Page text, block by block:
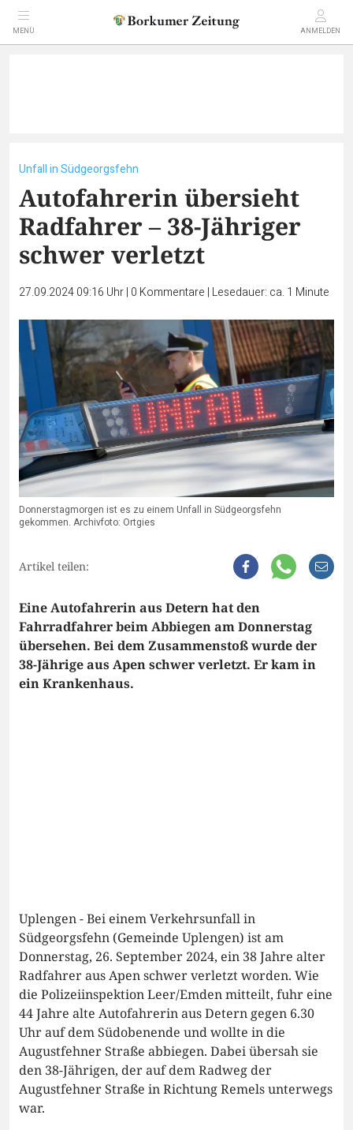
MENÜ ANMELDEN
Unfall in Südgeorgsfehn
Autofahrerin übersieht
Radfahrer – 38-Jähriger
schwer verletzt
27.09.2024 09:16 Uhr| 0 Kommentare | Lesedauer: ca. 1 Minute
Donnerstagmorgen ist es zu einem Unfall in Südgeorgsfehn
gekommen. Archivfoto: Ortgies
Artikel teilen:
Eine Autofahrerin aus Detern hat den
Fahrradfahrer beim Abbiegen am Donnerstag
übersehen. Bei dem Zusammenstoß wurde der
38-Jährige aus Apen schwer verletzt. Er kam in
ein Krankenhaus.
Uplengen - Bei einem Verkehrsunfall in
Südgeorgsfehn (Gemeinde Uplengen) ist am
Donnerstag, 26. September 2024, ein 38 Jahre alter
Radfahrer aus Apen schwer verletzt worden. Wie
die Polizeiinspektion Leer/Emden mitteilt, fuhr eine
44 Jahre alte Autofahrerin aus Detern gegen 6.30
Uhr auf dem Südobenende und wollte in die
Augustfehner Straße abbiegen. Dabei übersah sie
den 38-Jährigen, der auf dem Radweg der
Augustfehner Straße in Richtung Remels unterwegs
war.